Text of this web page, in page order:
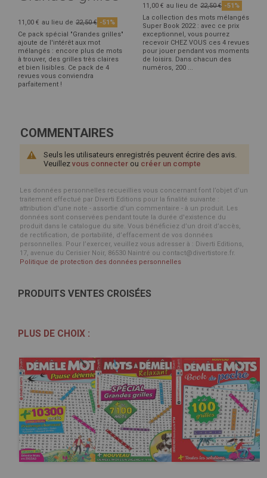
11,00 € au lieu de 22,50 € -51%
Ce pack spécial "Grandes grilles"
ajoute de l'intérêt aux mot
mélangés : encore plus de mots
à trouver, des grilles très claires
et bien lisibles. Ce pack de 4
revues vous conviendra
parfaitement !
11,00 € au lieu de 22,50 € -51%
La collection des mots mélangés
Super Book 2022 : avec ce prix
exceptionnel, vous pourrez
recevoir CHEZ VOUS ces 4 revues
pour jouer pendant vos moments
de loisirs. Dans chacun des
numéros, 200 ...
COMMENTAIRES
Seuls les utilisateurs enregistrés peuvent écrire des avis.
Veuillez vous connecter ou créer un compte
Les données personnelles recueillies vous concernant font l’objet d’un
traitement effectué par Diverti Editions pour la finalité suivante :
attribution d'une note - assortie d'un commentaire - à un produit. Les
données sont conservées pendant toute la durée d'existence du
produit dans le catalogue du site. Vous bénéficiez d’un droit d’accès,
de rectification, de portabilité, d’effacement de vos données
personnelles. Pour l’exercer, veuillez vous adresser à : Diverti Editions,
17, avenue du Cerisier Noir, 86530 Naintré ou contact@divertistore.fr.
Politique de protection des données personnelles
PRODUITS VENTES CROISÉES
PLUS DE CHOIX :